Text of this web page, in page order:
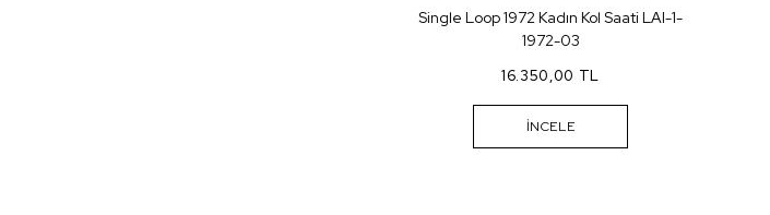
Single Loop 1972 Kadın Kol Saati LAI-1-
1972-03
16.350,00 TL
İNCELE